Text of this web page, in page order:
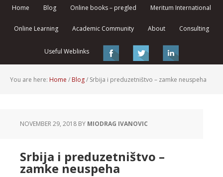
Home Blog Online books – pregled Meritum International
Online Learning Academic Community About Consulting
Useful Weblinks
You are here: Home / Blog/ Srbija i preduzetništvo – zamke neuspeha
NOVEMBER 29, 2018 BY MIODRAG IVANOVIC
Srbija i preduzetništvo –
zamke neuspeha